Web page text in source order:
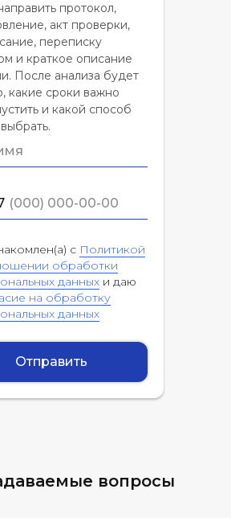
протокол,
акт проверки,
переписку
и краткое описание
После анализа будет
какие сроки важно
и какой способ
с Политикой
обработки
данных и даю
на обработку
данных
Отправить
вопросы